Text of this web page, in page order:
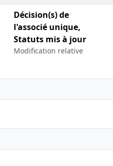
Décision(s) de
l'associé unique,
Statuts mis à jour
Modification relative
commissaire à la
Modification de la